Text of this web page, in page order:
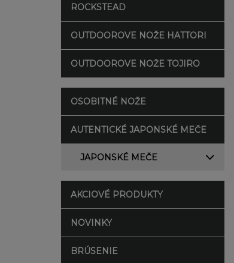
ROCKSTEAD
OUTDOOROVE NOŽE HATTORI
OUTDOOROVE NOŽE TOJIRO
OSOBITNÉ NOŽE
AUTENTICKÉ JAPONSKÉ MEČE
JAPONSKÉ MEČE
AKCIOVÉ PRODUKTY
NOVINKY
BRÚSENIE